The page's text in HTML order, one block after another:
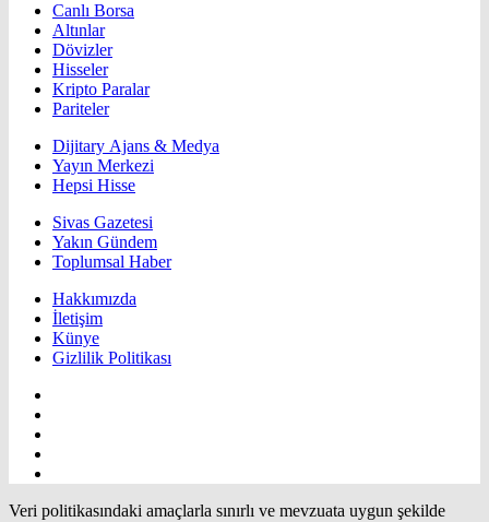
Canlı Borsa
Altınlar
Dövizler
Hisseler
Kripto Paralar
Pariteler
Dijitary Ajans & Medya
Yayın Merkezi
Hepsi Hisse
Sivas Gazetesi
Yakın Gündem
Toplumsal Haber
Hakkımızda
İletişim
Künye
Gizlilik Politikası
Veri politikasındaki amaçlarla sınırlı ve mevzuata uygun şekilde